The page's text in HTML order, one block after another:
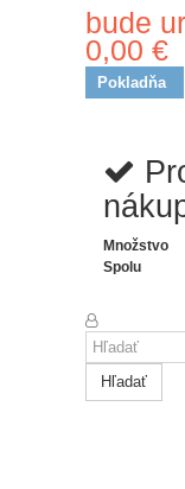
bude
0,00 €
Pokladňa
Množstvo
Spolu
Hľadať